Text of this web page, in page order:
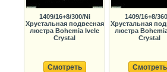
1409/16+8/300/Ni
Хрустальная подвесная
люстра Bohemia Ivele
Crystal
Смотреть
1409/16+8/
Хрустальная
люстра
Crystal
Смотреть